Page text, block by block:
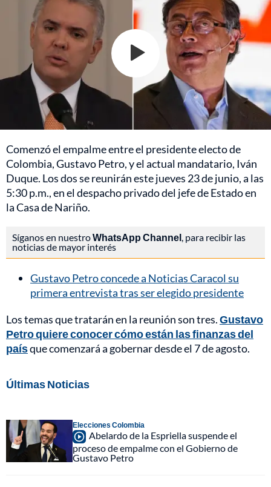
Comenzó el empalme entre el presidente electo de
Colombia, Gustavo Petro, y el actual mandatario, Iván
Duque. Los dos se reunirán este jueves 23 de junio, a las
5:30 p.m., en el despacho privado del jefe de Estado en
la Casa de Nariño.
Síganos en nuestroWhatsApp Channel , para recibir las
noticias de mayor interés
Gustavo Petro concede a Noticias Caracol su
primera entrevista tras ser elegido presidente
Los temas que tratarán en la reunión son tres.Gustavo
Petro quiere conocer cómo están las finanzas del
paísque comenzará a gobernar desde el 7 de agosto.
Últimas Noticias
Elecciones Colombia
Abelardo de la Espriella suspende el
proceso de empalme con el Gobierno de
Gustavo Petro